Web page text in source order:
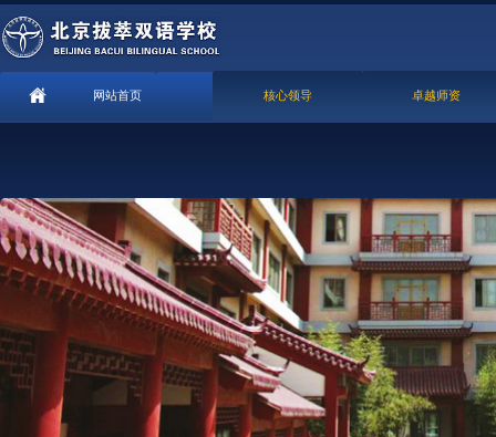
网站首页 核心领导 卓越师资